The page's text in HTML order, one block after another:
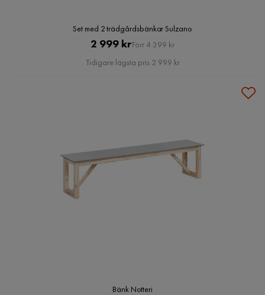
Set med 2 trädgårdsbänkar Sulzano
Pris
2 999 krOriginal
Pris
Förr 4 399 kr
Tidigare lägsta pris 2 999 kr
Bänk Notteri